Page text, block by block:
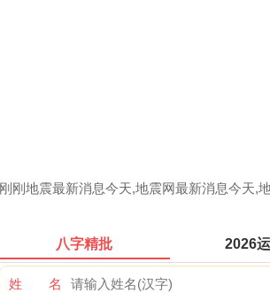
刚刚地震最新消息今天,地震网最新消息今天,
八字精批 2026
姓 名